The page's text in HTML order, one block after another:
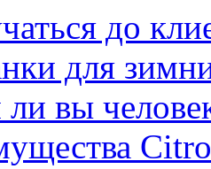
до
для
вы